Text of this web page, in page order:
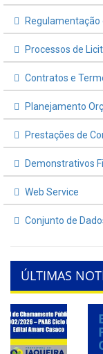
Regulamentação
Processos de
Contratos e
Planejamento
Prestações de
Demonstrativos
Web Service
Conjunto de
ÚLTIMAS